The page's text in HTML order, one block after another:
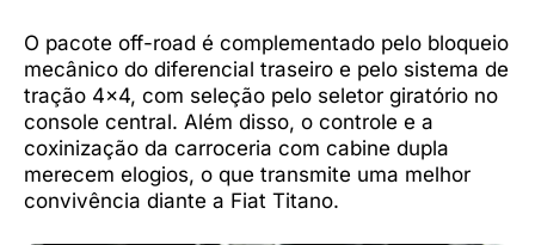
O pacote off-road é complementado pelo bloqueio
mecânico do diferencial traseiro e pelo sistema de
tração 4×4, com seleção pelo seletor giratório no
console central. Além disso, o controle e a
coxinização da carroceria com cabine dupla
merecem elogios, o que transmite uma melhor
convivência diante a Fiat Titano.